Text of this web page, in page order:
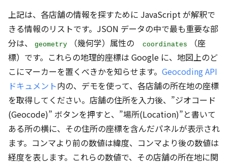
上記は、各店舗の情報を探すために JavaScript が解釈で
きる情報のリストです。JSON データの中で最も重要な部
分は、
geometry （幾何学）属性の coordinates
（座
標）です。これらの地理的座標は Google に、地図上のど
こにマーカーを置くべきかを知らせます。 Geocoding API
ドキュメント内の、デモを使って、各店舗の所在地の座標
を取得してください。店舗の住所を入力後、”ジオコード
(Geocode)” ボタンを押すと、”場所(Location)”と書いて
ある所の横に、その住所の座標を含んだパネルが表示され
ます。コンマより前の数値は緯度、コンマより後の数値は
経度を表します。これらの数値で、その店舗の所在地に関